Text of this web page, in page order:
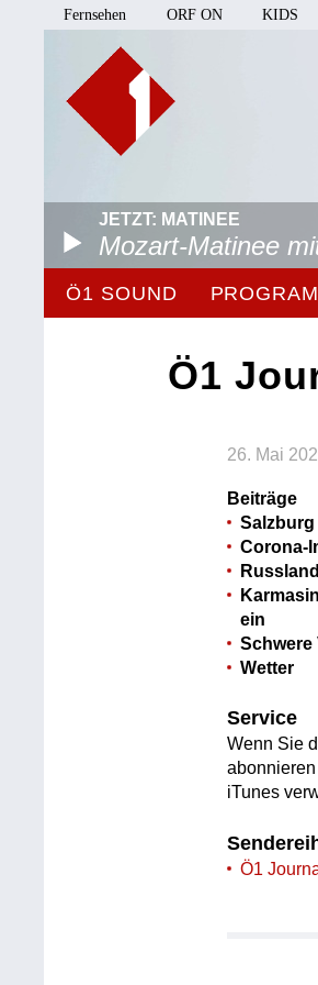
Fernsehen ORF ON KIDS
JETZT: MATINEE
Mozart-Matinee
Ö1 SOUND
Ö1
26. Mai
Beiträge
Corona-
ein
Schwere
Wetter
Service
Wenn Sie
iTunes
Ö1